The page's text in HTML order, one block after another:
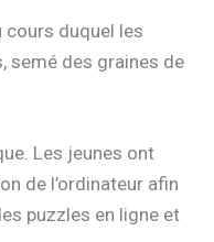
cours duquel les
semé des graines de
Les jeunes ont
de l’ordinateur afin
puzzles en ligne et